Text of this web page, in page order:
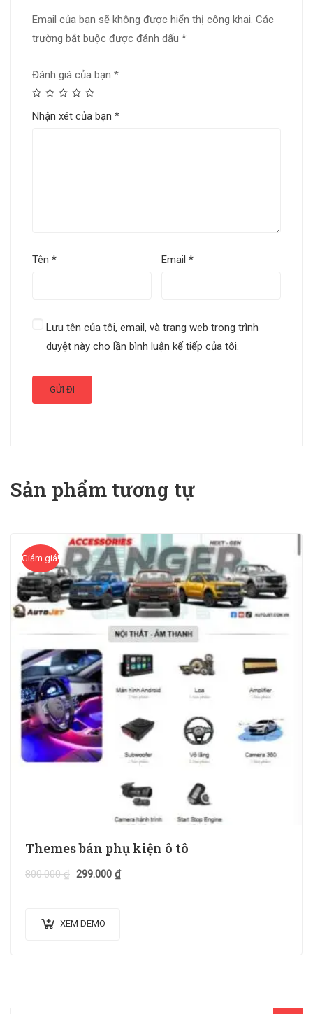
Email của bạn sẽ không được hiển thị công khai. Các
trường bắt buộc được đánh dấu *
Đánh giá của bạn *
Nhận xét của bạn *
Tên * Email*
Lưu tên của tôi, email, và trang web trong trình
duyệt này cho lần bình luận kế tiếp của tôi.
Sản phẩm tương tự
Giảm giá!
Themes bán phụ kiện ô tô
800.000₫ 299.000 ₫
XEM DEMO